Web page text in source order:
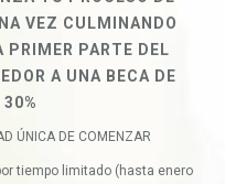
VEZ CULMINANDO
PRIMER PARTE DEL
A UNA BECA DE
30%
ÚNICA DE COMENZAR
tiempo limitado (hasta enero